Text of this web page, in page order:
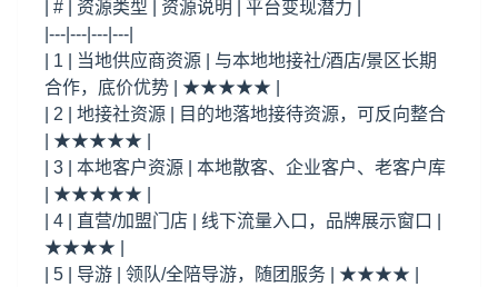
| # | 资源类型 | 资源说明 | 平台变现潜力 |
|---|---|---|---|
| 1 | 当地供应商资源 | 与本地地接社/酒店/景区长期
合作，底价优势 | ★★★★★ |
| 2 | 地接社资源 | 目的地落地接待资源，可反向整合
| ★★★★★ |
| 3 | 本地客户资源 | 本地散客、企业客户、老客户库
| ★★★★★ |
| 4 | 直营/加盟门店 | 线下流量入口，品牌展示窗口 |
★★★★ |
| 5 | 导游 | 领队/全陪导游，随团服务 | ★★★★ |